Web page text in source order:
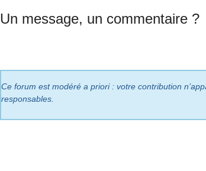
Un message, un commentaire ?
Ce forum est modéré a priori : votre contribution
responsables.